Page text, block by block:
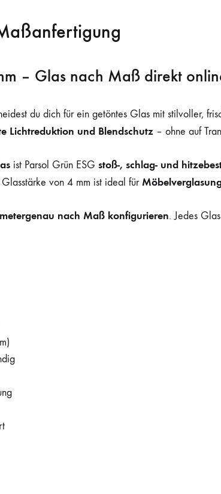
– Glas nach Maß direkt
du dich für ein getöntes Glas mit stilvoller,
Lichtreduktion und Blendschutz – ohne auf
ist Parsol Grün ESG stoß-, schlag- und
von 4 mm ist ideal für
nach Maß konfigurieren. Jedes